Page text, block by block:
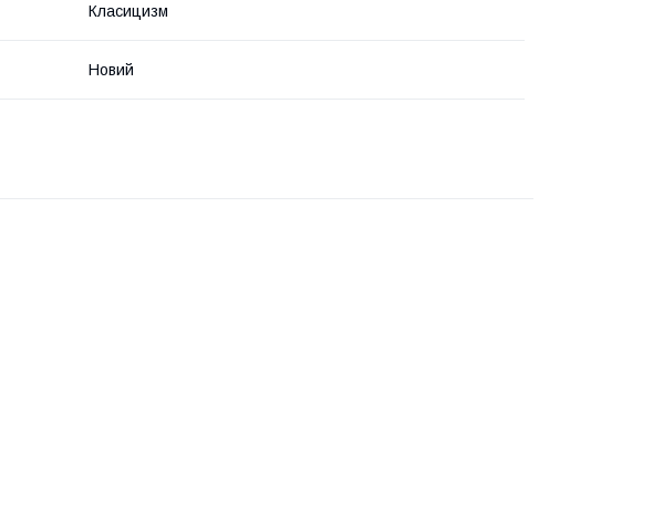
Класицизм
Новий